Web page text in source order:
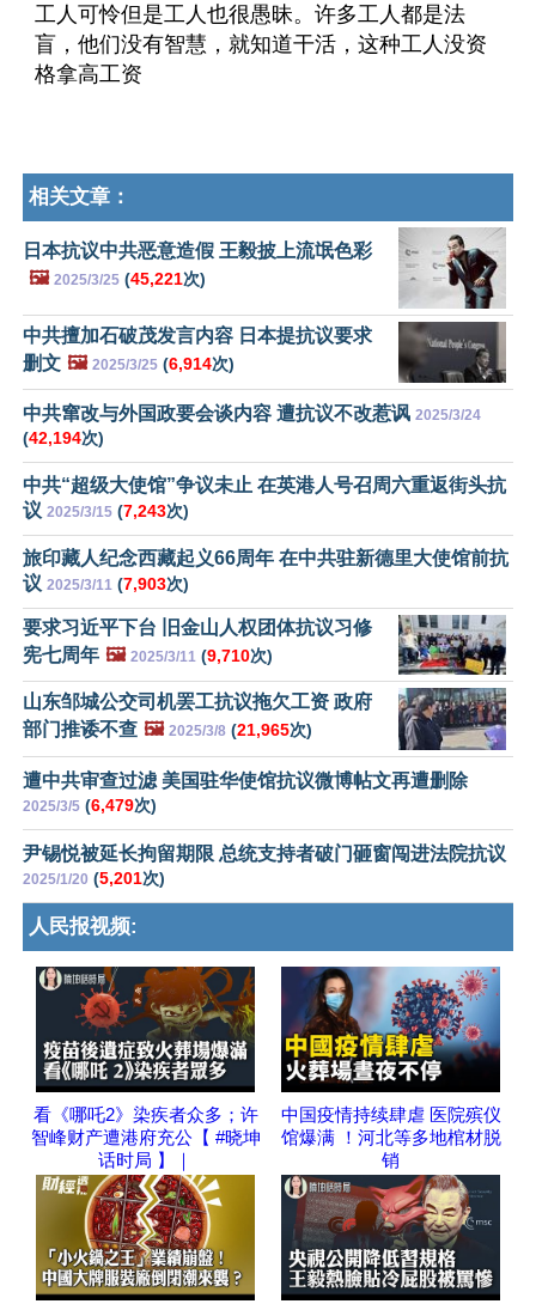
工人可怜但是工人也很愚昧。许多工人都是法
盲，他们没有智慧，就知道干活，这种工人没资
格拿高工资
相关文章：
日本抗议中共恶意造假 王毅披上流氓色彩
🖼️ 2025/3/25 (45,221次)
中共擅加石破茂发言内容 日本提抗议要求
删文 🖼️ 2025/3/25 (6,914次)
中共窜改与外国政要会谈内容 遭抗议不改惹讽 2025/3/24
(42,194次)
中共“超级大使馆”争议未止 在英港人号召周六重返街头抗
议 2025/3/15 (7,243次)
旅印藏人纪念西藏起义66周年 在中共驻新德里大使馆前抗
议 2025/3/11 (7,903次)
要求习近平下台 旧金山人权团体抗议习修
宪七周年 🖼️ 2025/3/11 (9,710次)
山东邹城公交司机罢工抗议拖欠工资 政府
部门推诿不查 🖼️ 2025/3/8 (21,965次)
遭中共审查过滤 美国驻华使馆抗议微博帖文再遭删除
2025/3/5 (6,479次)
尹锡悦被延长拘留期限 总统支持者破门砸窗闯进法院抗议
2025/1/20 (5,201次)
人民报视频:
看《哪吒2》染疾者众多；许
智峰财产遭港府充公【 #晓坤
话时局 】｜
中国疫情持续肆虐 医院殡仪
馆爆满 ！河北等多地棺材脱
销